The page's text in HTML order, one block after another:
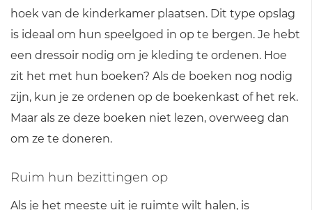
hoek van de kinderkamer plaatsen. Dit type opslag
is ideaal om hun speelgoed in op te bergen. Je hebt
een dressoir nodig om je kleding te ordenen. Hoe
zit het met hun boeken? Als de boeken nog nodig
zijn, kun je ze ordenen op de boekenkast of het rek.
Maar als ze deze boeken niet lezen, overweeg dan
om ze te doneren.
Ruim hun bezittingen op
Als je het meeste uit je ruimte wilt halen, is